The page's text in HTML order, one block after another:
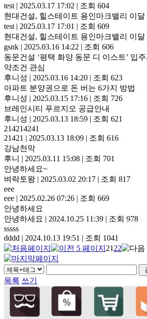
test | 2025.03.17 17:02 | 조회 604
현대건설, 힐스테이트 용인마크밸리 이달
test | 2025.03.17 17:01 | 조회 609
현대건설, 힐스테이트 용인마크밸리 이달
gsnk | 2025.03.16 14:22 | 조회 606
동문건설 ‘평택 화양 동문 디 이스트’ 입
약조건 관심
후니성 | 2025.03.16 14:20 | 조회 623
아파트 분양권으로 돈 버는 6가지 방법
후니성 | 2025.03.15 17:16 | 조회 726
브레인시티 푸르지오 공급안내
후니성 | 2025.03.13 18:59 | 조회 621
214214241
21421 | 2025.03.13 18:09 | 조회 616
강남천막
후니 | 2025.03.11 15:08 | 조회 701
안녕하세요~
벼락토왕 | 2025.03.02 20:17 | 조회 817
eee
eee | 2025.02.26 07:26 | 조회 669
안녕하세요
안녕하세요 | 2024.10.25 11:39 | 조회 978
sssss
dddd | 2024.10.13 19:51 | 조회 1041
21 22
목록 쓰기